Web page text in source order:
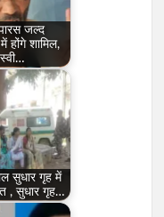
जल्द
होंगे शामिल,
सुधार गृह में
, सुधार गृह…